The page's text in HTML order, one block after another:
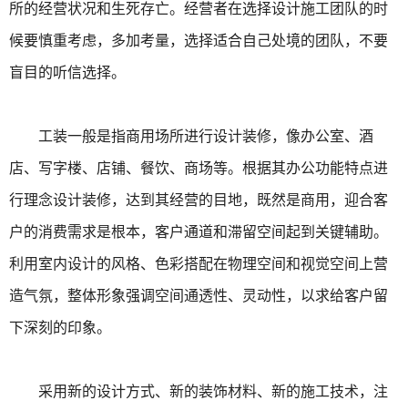
所的经营状况和生死存亡。经营者在选择设计施工团队的时
候要慎重考虑，多加考量，选择适合自己处境的团队，不要
盲目的听信选择。
工装一般是指商用场所进行设计装修，像办公室、酒
店、写字楼、店铺、餐饮、商场等。根据其办公功能特点进
行理念设计装修，达到其经营的目地，既然是商用，迎合客
户的消费需求是根本，客户通道和滞留空间起到关键辅助。
利用室内设计的风格、色彩搭配在物理空间和视觉空间上营
造气氛，整体形象强调空间通透性、灵动性，以求给客户留
下深刻的印象。
采用新的设计方式、新的装饰材料、新的施工技术，注